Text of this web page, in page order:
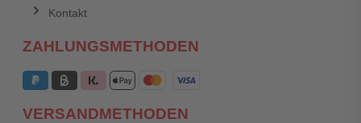
Kontakt
ZAHLUNGSMETHODEN
VERSANDMETHODEN